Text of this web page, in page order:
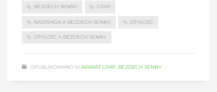
BEZDECH SENNY CPAP
NADWAGA A BEZDECH SENNY OTYŁOŚĆ
OTYŁOŚĆ A BEZDECH SENNY
OPUBLIKOWANO W APARAT CPAP, BEZDECH SENNY